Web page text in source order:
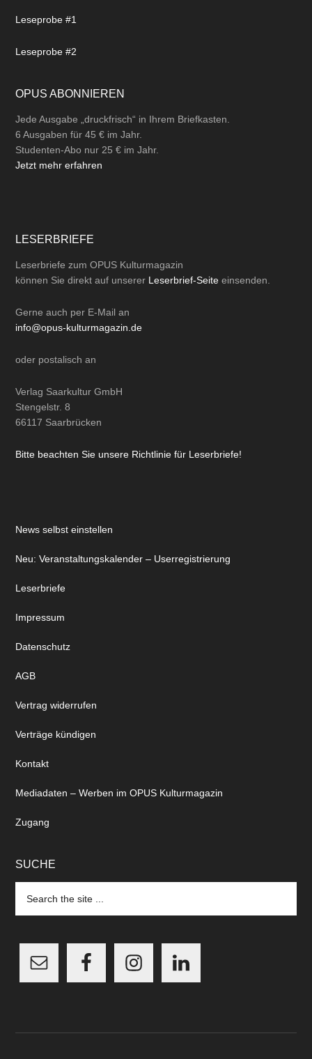
Leseprobe #1
Leseprobe #2
OPUS ABONNIEREN
Jede Ausgabe „druckfrisch“ in Ihrem Briefkasten.
6 Ausgaben für 45 € im Jahr.
Studenten-Abo nur 25 € im Jahr.
Jetzt mehr erfahren
LESERBRIEFE
Leserbriefe zum OPUS Kulturmagazin
können Sie direkt auf unserer Leserbrief-Seite einsenden.
Gerne auch per E-Mail an
info@opus-kulturmagazin.de
oder postalisch an
Verlag Saarkultur GmbH
Stengelstr. 8
66117 Saarbrücken
Bitte beachten Sie unsere Richtlinie für Leserbriefe!
News selbst einstellen
Neu: Veranstaltungskalender – Userregistrierung
Leserbriefe
Impressum
Datenschutz
AGB
Vertrag widerrufen
Verträge kündigen
Kontakt
Mediadaten – Werben im OPUS Kulturmagazin
Zugang
SUCHE
the